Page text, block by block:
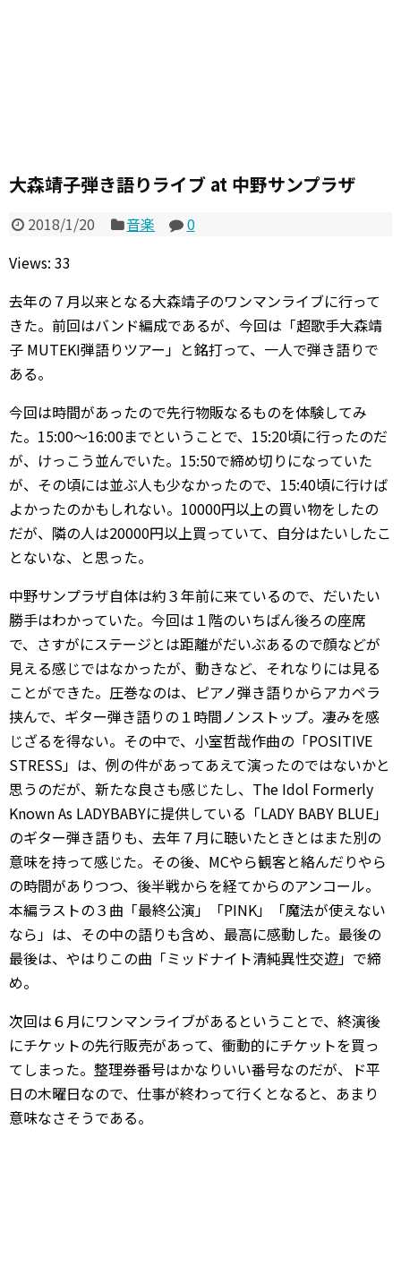
大森靖子弾き語りライブ at 中野サンプラザ
2018/1/20 音楽
0
Views: 33
去年の７月以来となる大森靖子のワンマンライブに行って
きた。前回はバンド編成であるが、今回は「超歌手大森靖
子 MUTEKI弾語りツアー」と銘打って、一人で弾き語りで
ある。
今回は時間があったので先行物販なるものを体験してみ
た。15:00〜16:00までということで、15:20頃に行ったのだ
が、けっこう並んでいた。15:50で締め切りになっていた
が、その頃には並ぶ人も少なかったので、15:40頃に行けば
よかったのかもしれない。10000円以上の買い物をしたの
だが、隣の人は20000円以上買っていて、自分はたいしたこ
とないな、と思った。
中野サンプラザ自体は約３年前に来ているので、だいたい
勝手はわかっていた。今回は１階のいちばん後ろの座席
で、さすがにステージとは距離がだいぶあるので顔などが
見える感じではなかったが、動きなど、それなりには見る
ことができた。圧巻なのは、ピアノ弾き語りからアカペラ
挟んで、ギター弾き語りの１時間ノンストップ。凄みを感
じざるを得ない。その中で、小室哲哉作曲の「POSITIVE
STRESS」は、例の件があってあえて演ったのではないかと
思うのだが、新たな良さも感じたし、The Idol Formerly
Known As LADYBABYに提供している「LADY BABY BLUE」
のギター弾き語りも、去年７月に聴いたときとはまた別の
意味を持って感じた。その後、MCやら観客と絡んだりやら
の時間がありつつ、後半戦からを経てからのアンコール。
本編ラストの３曲「最終公演」「PINK」「魔法が使えない
なら」は、その中の語りも含め、最高に感動した。最後の
最後は、やはりこの曲「ミッドナイト清純異性交遊」で締
め。
次回は６月にワンマンライブがあるということで、終演後
にチケットの先行販売があって、衝動的にチケットを買っ
てしまった。整理券番号はかなりいい番号なのだが、ド平
日の木曜日なので、仕事が終わって行くとなると、あまり
意味なさそうである。